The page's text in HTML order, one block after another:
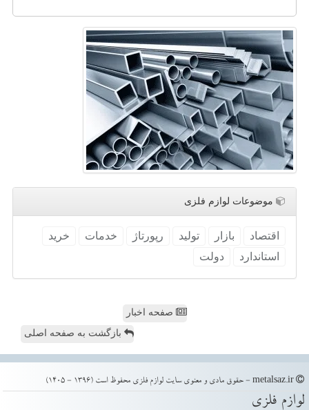
موضوعات لوازم فلزی
اقتصاد بازار تولید رپورتاژ خدمات
خرید
استاندارد
دولت
صفحه اخبار
بازگشت به صفحه اصلی
لوازم فلزی